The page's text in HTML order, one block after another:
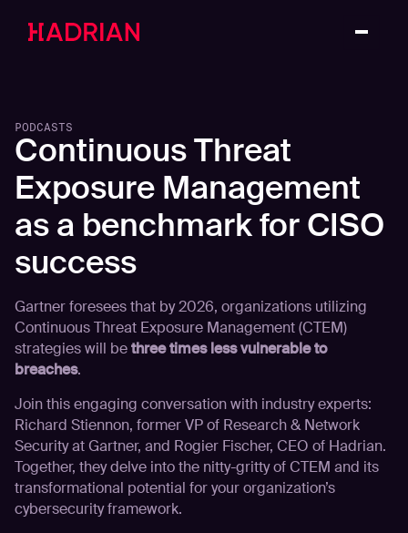
PODCASTS
Continuous Threat
Exposure Management
as a benchmark for CISO
success
Gartner foresees that by 2026, organizations utilizing
Continuous Threat Exposure Management (CTEM)
strategies will bethree times less vulnerable to
breaches.
Join this engaging conversation with industry experts:
Richard Stiennon, former VP of Research & Network
Security at Gartner, and Rogier Fischer, CEO of Hadrian.
Together, they delve into the nitty-gritty of CTEM and its
transformational potential for your organization’s
cybersecurity framework.